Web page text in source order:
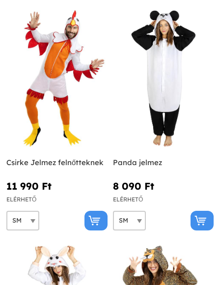
Csirke Jelmez felnőtteknek
11 990 Ft‎
ELÉRHETŐ
Panda jelmez
8 090 Ft‎
ELÉRHETŐ